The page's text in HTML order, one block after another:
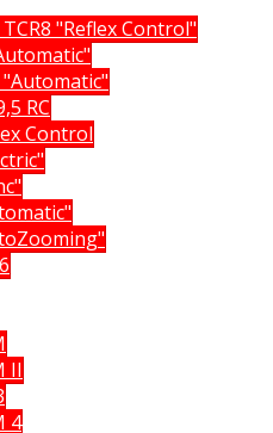
"Reflex Control"
"Automatic"
RC
Control
II
4